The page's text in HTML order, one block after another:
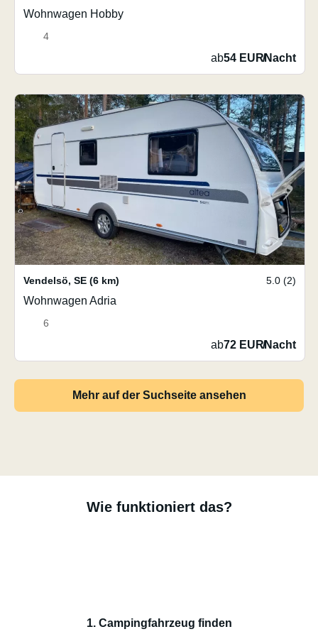
Wohnwagen Hobby
4
ab54 EUR/Nacht
Vendelsö, SE (6 km) 5.0 (2)
Wohnwagen Adria
6
ab72 EUR/Nacht
Mehr auf der Suchseite ansehen
Wie funktioniert das?
1. Campingfahrzeug finden